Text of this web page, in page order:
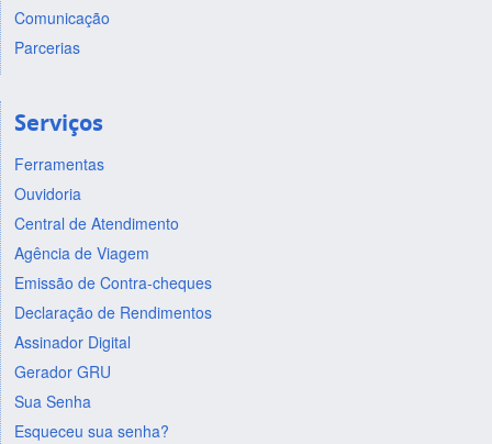
Comunicação
Parcerias
Serviços
Ferramentas
Ouvidoria
Central de Atendimento
Agência de Viagem
Emissão de Contra-cheques
Declaração de Rendimentos
Assinador Digital
Gerador GRU
Sua Senha
Esqueceu sua senha?